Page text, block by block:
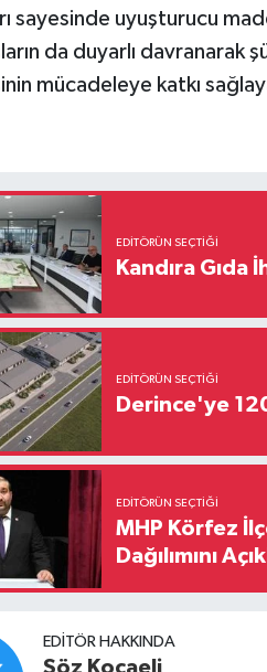
sayesinde uyuşturucu
da duyarlı davranarak
mücadeleye katkı
EDITÖRÜN SEÇTIĞI
Kandıra Gıda
EDITÖRÜN SEÇTIĞI
Derince'ye
EDITÖRÜN SEÇTIĞI
MHP Körfez
Dağılımını
EDITÖR HAKKINDA